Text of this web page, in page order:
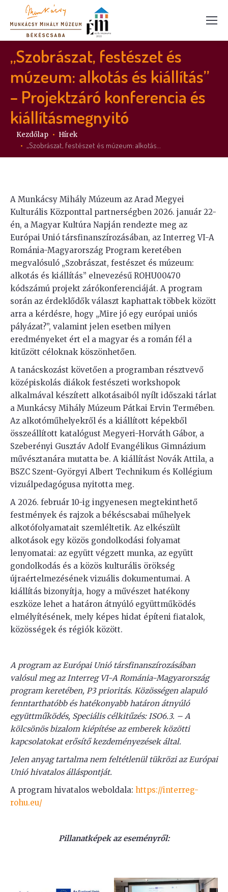
„Szobrászat, festészet és
múzeum: alkotás és kiállítás”
– Projektzáró konferencia és
kiállításmegnyitó
Itt vagy:
Kezdőlap Hírek
„Szobrászat, festészet és múzeum: alkotás…
A Munkácsy Mihály Múzeum az Arad Megyei
Kulturális Központtal partnerségben 2026. január 22-
én, a Magyar Kultúra Napján rendezte meg az
Európai Unió társfinanszírozásában, az Interreg VI-A
Románia-Magyarország Program keretében
megvalósuló „Szobrászat, festészet és múzeum:
alkotás és kiállítás” elnevezésű ROHU00470
kódszámú projekt zárókonferenciáját. A program
során az érdeklődők választ kaphattak többek között
arra a kérdésre, hogy „Mire jó egy európai uniós
pályázat?”, valamint jelen esetben milyen
eredményeket ért el a magyar és a román fél a
kitűzött céloknak köszönhetően.
A tanácskozást követően a programban résztvevő
középiskolás diákok festészeti workshopok
alkalmával készített alkotásaiból nyílt időszaki tárlat
a Munkácsy Mihály Múzeum Pátkai Ervin Termében.
Az alkotóműhelyekről és a kiállított képekből
összeállított katalógust Megyeri-Horváth Gábor, a
Szeberényi Gusztáv Adolf Evangélikus Gimnázium
művésztanára mutatta be. A kiállítást Novák Attila, a
BSZC Szent-Györgyi Albert Technikum és Kollégium
vizuálpedagógusa nyitotta meg.
A 2026. február 10-ig ingyenesen megtekinthető
festmények és rajzok a békéscsabai műhelyek
alkotófolyamatait szemléltetik. Az elkészült
alkotások egy közös gondolkodási folyamat
lenyomatai: az együtt végzett munka, az együtt
gondolkodás és a közös kulturális örökség
újraértelmezésének vizuális dokumentumai. A
kiállítás bizonyítja, hogy a művészet hatékony
eszköze lehet a határon átnyúló együttműködés
elmélyítésének, mely képes hidat építeni fiatalok,
közösségek és régiók között.
A program az Európai Unió társfinanszírozásában
valósul meg az Interreg VI-A Románia-Magyarország
program keretében, P3 prioritás. Közösségen alapuló
fenntarthatóbb és hatékonyabb határon átnyúló
együttműködés, Speciális célkitűzés: ISO6.3. – A
kölcsönös bizalom kiépítése az emberek közötti
kapcsolatokat erősítő kezdeményezések által.
Jelen anyag tartalma nem feltétlenül tükrözi az Európai
Unió hivatalos álláspontját.
A program hivatalos weboldala: https://interreg-
rohu.eu/
Pillanatképek az eseményről: